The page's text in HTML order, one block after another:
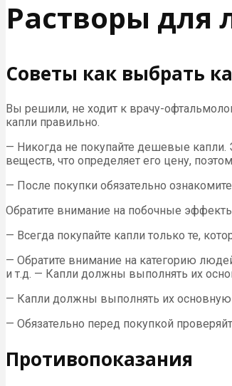
Растворы для
Советы как выбрать
Вы решили, не ходит к врачу-
капли правильно.
— Никогда не покупайте дешевые капли.
веществ, что определяет его цену,
— После покупки обязательно
Обратите внимание на побочные
— Всегда покупайте капли только те,
— Обратите внимание на категорию
и т.д. — Капли должны выполнять их
— Капли должны выполнять их основную
— Обязательно перед покупкой
Противопоказания